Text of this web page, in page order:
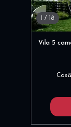
1 / 18
Vila 5